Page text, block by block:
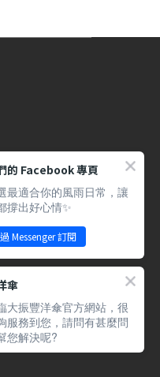
號
的 Facebook 專頁
最適合你的風雨日常，讓
撐出好心情✨
Messenger 訂閱
傘
大振豐洋傘官方網站，很
服務到您，請問有甚麼問
您解決呢?